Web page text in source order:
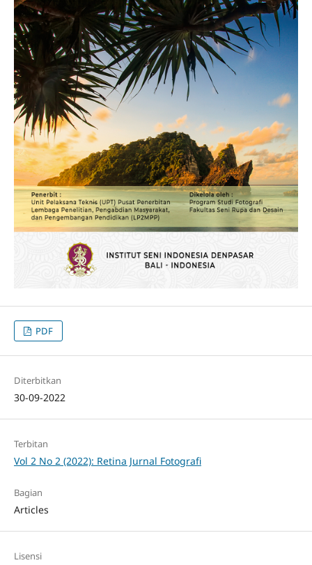
PDF
Diterbitkan
30-09-2022
Terbitan
Vol 2 No 2 (2022): Retina Jurnal Fotografi
Bagian
Articles
Lisensi